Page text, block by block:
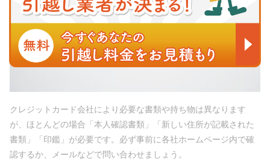
クレジットカード会社により必要な書類や持ち物は異なります
が、ほとんどの場合「本人確認書類」「新しい住所が記載された
書類」「印鑑」が必要です。必ず事前に各社ホームページ内で確
認するか、メールなどで問い合わせましょう。